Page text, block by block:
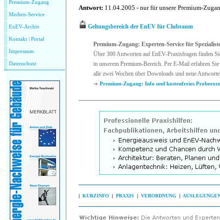
Premium-Zugang
Medien-Service
EnEV-Archiv
Kontakt Portal
Impressum
Datenschutz
Antwort: 11.04.2005 - nur für unsere Premium-
Geltungsbereich der EnEV für Clubraum
Premium-Zugang: Experten-Service für
Über 300 Antworten auf EnEV-Praxisfragen finden
in unserem Premium-Bereich. Per E-Mail erfahren Sie
alle zwei Wochen über Downloads und neue
Premium-Zugang: Info und kostenfreies
| KURZINFO | PRAXIS | VERORDNUNG |